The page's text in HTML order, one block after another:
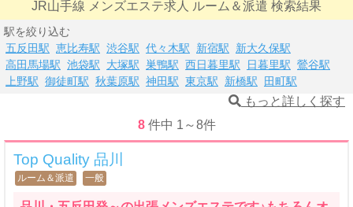
JR山手線 メンズエステ求人 ルーム＆派遣 検索結果
駅を絞り込む
五反田駅 恵比寿駅 渋谷駅 代々木駅 新宿駅
新大久保駅
高田馬場駅 池袋駅 大塚駅 巣鴨駅 西日暮里駅 日暮里駅 鶯谷駅
上野駅 御徒町駅 秋葉原駅 神田駅 東京駅 新橋駅 田町駅
もっと詳しく探す
8 件中 1 ～8件
Top Quality 品川
ルーム＆派遣 一般